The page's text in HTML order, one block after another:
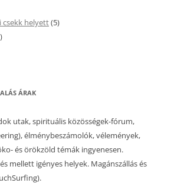
csekk helyett(5)
ÁRAK
utak, spirituális közösségek-fórum,
élménybeszámolók, vélemények,
és örökzöld témák ingyenesen.
mellett igényes helyek. Magánszállás és